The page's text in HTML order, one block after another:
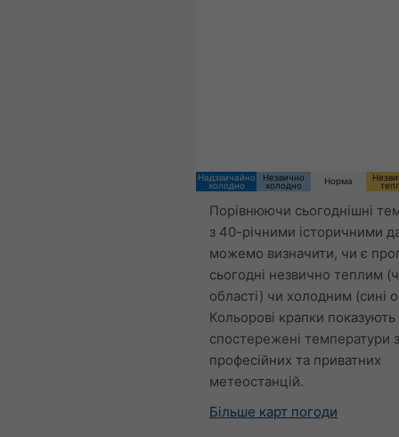
Надзвичайно
холодно
Незвично
холодно
Норма
Порівнюючи сьогоднішні
з 40-річними історичними
можемо визначити, чи є
сьогодні незвично теплим
області) чи холодним (сині
Кольорові крапки показують
спостережені температури з
професійних та приватних
метеостанцій.
Більше карт погоди